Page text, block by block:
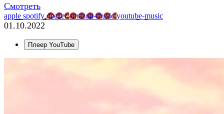
Смотреть
apple spotifydeezeramazon-musicyoutube-music
01.10.2022
Плеер YouTube